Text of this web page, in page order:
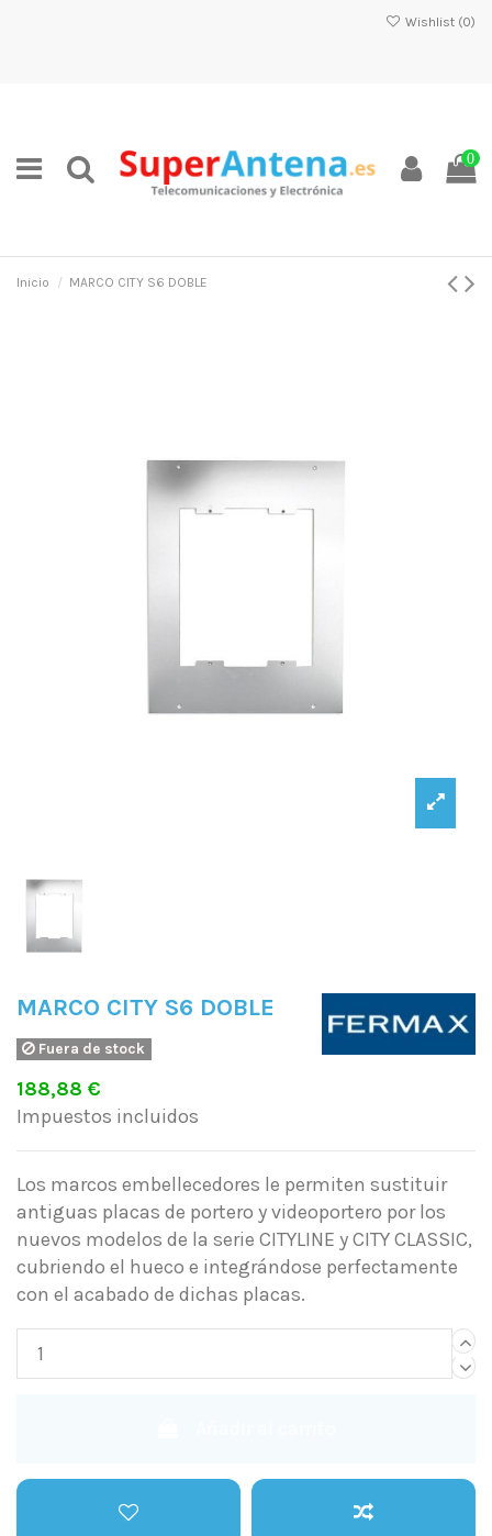
Wishlist (0)
0
Inicio MARCO CITY S6 DOBLE
MARCO CITY S6 DOBLE
Fuera de stock
188,88 €
Impuestos incluidos
Los marcos embellecedores le permiten sustituir
antiguas placas de portero y videoportero por los
nuevos modelos de la serie CITYLINE y CITY CLASSIC,
cubriendo el hueco e integrándose perfectamente
con el acabado de dichas placas.